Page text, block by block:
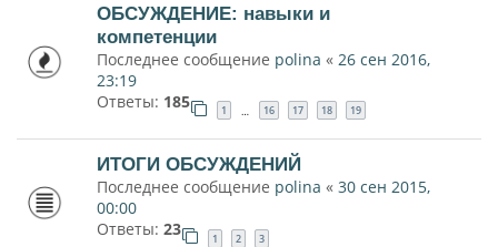
ОБСУЖДЕНИЕ: навыки и
компетенции
Последнее сообщение polina « 26 сен 2016,
23:19
Ответы: 185 1 … 16 17 18 19
ИТОГИ ОБСУЖДЕНИЙ
Последнее сообщение polina « 30 сен 2015,
00:00
Ответы: 23 1 2 3